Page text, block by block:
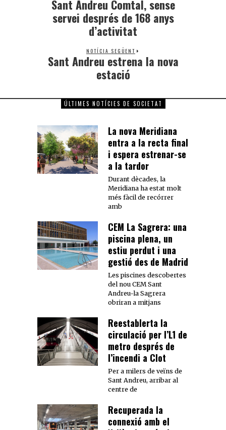
Sant Andreu Comtal, sense
servei després de 168 anys
d’activitat
NOTÍCIA SEGÜENT
Sant Andreu estrena la nova
estació
ÚLTIMES NOTÍCIES DE SOCIETAT
La nova Meridiana
entra a la recta final
i espera estrenar-se
a la tardor
Durant dècades, la
Meridiana ha estat molt
més fàcil de recórrer
amb
CEM La Sagrera: una
piscina plena, un
estiu perdut i una
gestió des de Madrid
Les piscines descobertes
del nou CEM Sant
Andreu-la Sagrera
obriran a mitjans
Reestablerta la
circulació per l’L1 de
metro després de
l’incendi a Clot
Per a milers de veïns de
Sant Andreu, arribar al
centre de
Recuperada la
connexió amb el